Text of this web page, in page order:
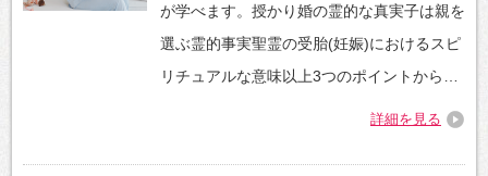
が学べます。授かり婚の霊的な真実子は親を
選ぶ霊的事実聖霊の受胎(妊娠)におけるスピ
リチュアルな意味以上3つのポイントから…
詳細を見る